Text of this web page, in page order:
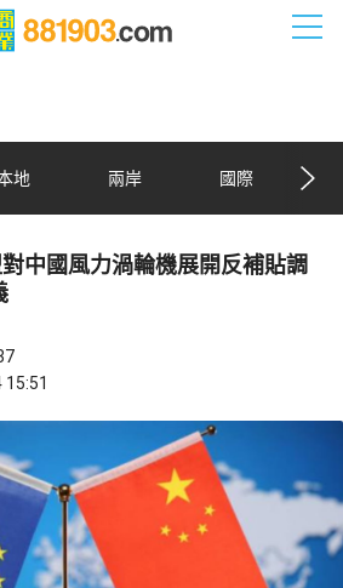
地 兩岸 國際
中國風力渦輪機展開反補貼調